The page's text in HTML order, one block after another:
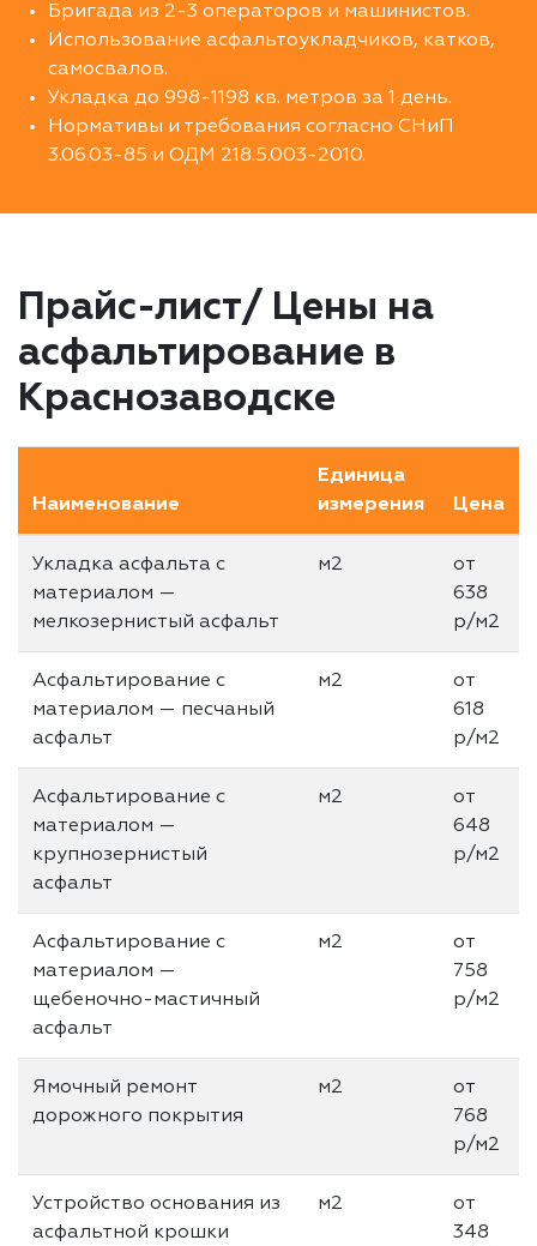
Бригада из 2-3 операторов и машинистов.
Использование асфальтоукладчиков, катков,
самосвалов.
Укладка до 998-1198 кв. метров за 1 день.
Нормативы и требования согласно СНиП
3.06.03-85 и ОДМ 218.5.003-2010.
Прайс-лист/ Цены на
асфальтирование в
Краснозаводске
Наименование
Единица
измерения
Цена
Укладка асфальта с
материалом —
мелкозернистый асфальт
м2
от
638
р/м2
Асфальтирование с
материалом — песчаный
асфальт
м2
от
618
р/м2
Асфальтирование с
материалом —
крупнозернистый
асфальт
м2
от
648
р/м2
Асфальтирование с
материалом —
щебеночно-мастичный
асфальт
м2
от
758
р/м2
Ямочный ремонт
дорожного покрытия
м2
от
768
р/м2
Устройство основания из
асфальтной крошки
м2
от
348